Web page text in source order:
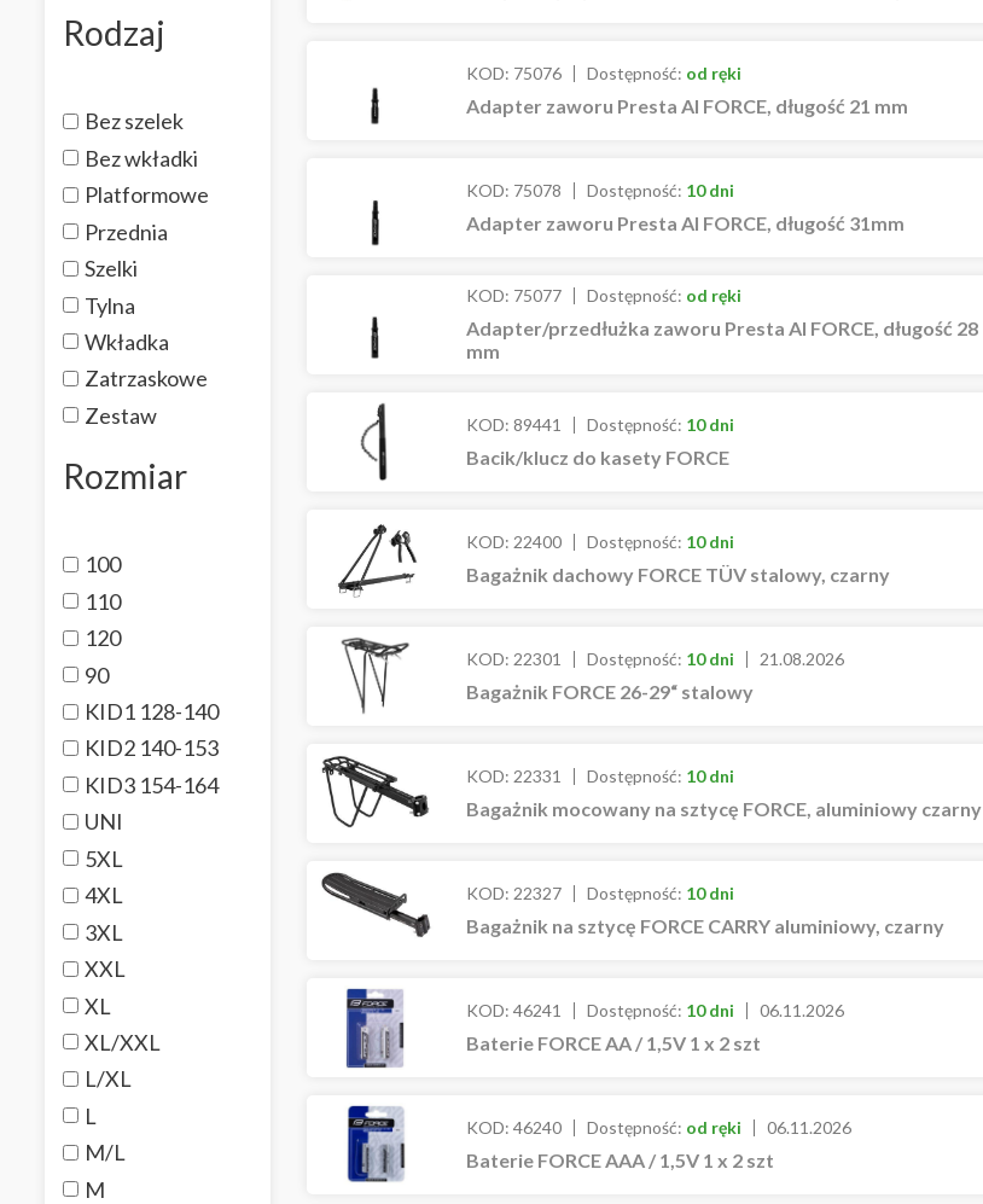
Rodzaj
Bez szelek
Bez wkładki
Platformowe
Przednia
Szelki
Tylna
Wkładka
Zatrzaskowe
Zestaw
Rozmiar
100
110
120
90
KID1 128-140
KID2 140-153
KID3 154-164
UNI
5XL
4XL
3XL
XXL
XL
XL/XXL
L/XL
L
M/L
M
KOD: 75076 Dostępność: od ręki
Adapter zaworu Presta Al FORCE, długość 21 mm
KOD: 75078 Dostępność: 10 dni
Adapter zaworu Presta Al FORCE, długość 31mm
KOD: 75077 Dostępność: od ręki
Adapter/przedłużka zaworu Presta Al FORCE, długość 28
mm
KOD: 89441 Dostępność: 10 dni
Bacik/klucz do kasety FORCE
KOD: 22400 Dostępność: 10 dni
Bagażnik dachowy FORCE TÜV stalowy, czarny
KOD: 22301 Dostępność: 10 dni 21.08.2026
Bagażnik FORCE 26-29“ stalowy
KOD: 22331 Dostępność: 10 dni
Bagażnik mocowany na sztycę FORCE, aluminiowy czarny
KOD: 22327 Dostępność: 10 dni
Bagażnik na sztycę FORCE CARRY aluminiowy, czarny
KOD: 46241 Dostępność: 10 dni 06.11.2026
Baterie FORCE AA / 1,5V 1 x 2 szt
KOD: 46240 Dostępność: od ręki 06.11.2026
Baterie FORCE AAA / 1,5V 1 x 2 szt